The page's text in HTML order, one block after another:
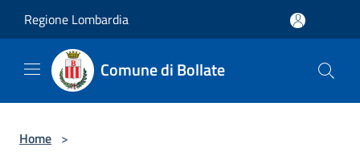
Regione Lombardia
Comune di Bollate
Home >